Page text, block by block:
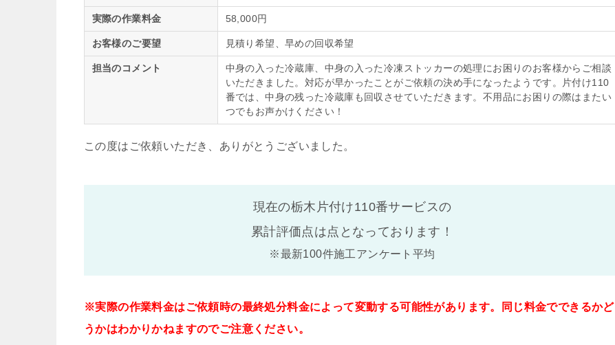
実際の作業料金 58,000円
お客様のご要望 見積り希望、早めの回収希望
担当のコメント
中身の入った冷蔵庫、中身の入った冷凍ストッカーの処理にお困りのお客様からご相談
いただきました。対応が早かったことがご依頼の決め手になったようです。片付け110
番では、中身の残った冷蔵庫も回収させていただきます。不用品にお困りの際はまたい
つでもお声かけください！
この度はご依頼いただき、ありがとうございました。
現在の栃木片付け110番サービスの
累計評価点は点となっております！
※最新100件施工アンケート平均
※実際の作業料金はご依頼時の最終処分料金によって変動する可能性があります。同じ料金でできるかど
うかはわかりかねますのでご注意ください。